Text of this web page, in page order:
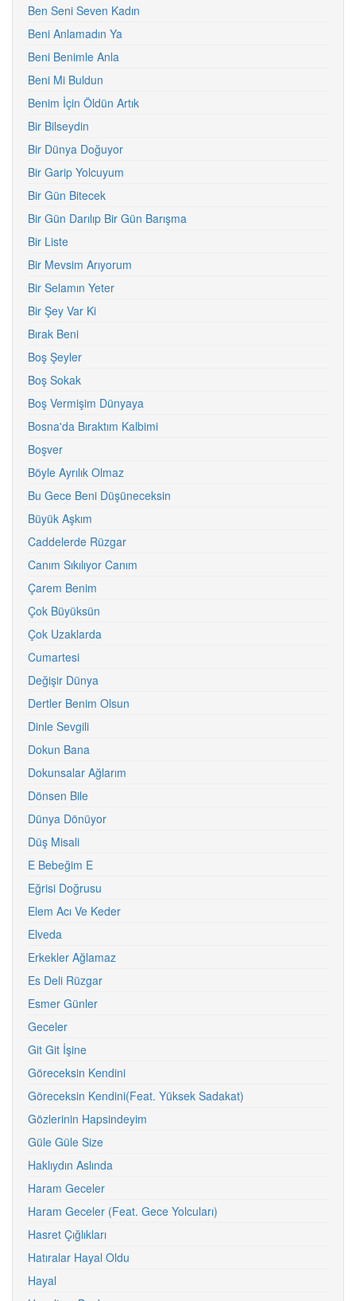
Ben Seni Seven Kadın
Beni Anlamadın Ya
Beni Benimle Anla
Beni Mi Buldun
Benim İçin Öldün Artık
Bir Bilseydin
Bir Dünya Doğuyor
Bir Garip Yolcuyum
Bir Gün Bitecek
Bir Gün Darılıp Bir Gün Barışma
Bir Liste
Bir Mevsim Arıyorum
Bir Selamın Yeter
Bir Şey Var Ki
Bırak Beni
Boş Şeyler
Boş Sokak
Boş Vermişim Dünyaya
Bosna'da Bıraktım Kalbimi
Boşver
Böyle Ayrılık Olmaz
Bu Gece Beni Düşüneceksin
Büyük Aşkım
Caddelerde Rüzgar
Canım Sıkılıyor Canım
Çarem Benim
Çok Büyüksün
Çok Uzaklarda
Cumartesi
Değişir Dünya
Dertler Benim Olsun
Dinle Sevgili
Dokun Bana
Dokunsalar Ağlarım
Dönsen Bile
Dünya Dönüyor
Düş Misali
E Bebeğim E
Eğrisi Doğrusu
Elem Acı Ve Keder
Elveda
Erkekler Ağlamaz
Es Deli Rüzgar
Esmer Günler
Geceler
Git Git İşine
Göreceksin Kendini
Göreceksin Kendini(Feat. Yüksek Sadakat)
Gözlerinin Hapsindeyim
Güle Güle Size
Haklıydın Aslında
Haram Geceler
Haram Geceler (Feat. Gece Yolcuları)
Hasret Çığlıkları
Hatıralar Hayal Oldu
Hayal